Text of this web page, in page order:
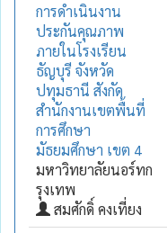
การดำเนินงาน
ประกันคุณภาพ
ภายในโรงเรียน
ธัญบุรี จังหวัด
ปทุมธานี สังกัด
สำนักงานเขตพื้นที่
การศึกษา
มัธยมศึกษา เขต 4
มหาวิทยาลัยนอร์ทก
รุงเทพ
สมศักดิ์ คงเที่ยง